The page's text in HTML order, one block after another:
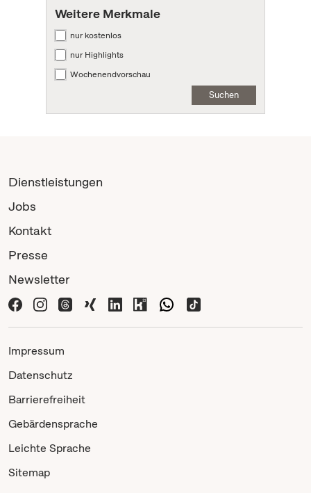
Weitere Merkmale
nur kostenlos
nur Highlights
Wochenendvorschau
Suchen
Dienstleistungen
Jobs
Kontakt
Presse
Newsletter
Impressum
Datenschutz
Barrierefreiheit
Gebärdensprache
Leichte Sprache
Sitemap